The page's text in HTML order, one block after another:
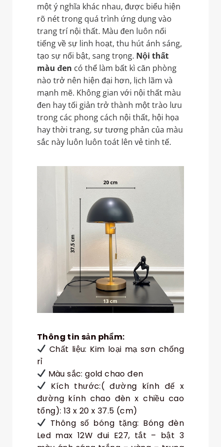
một ý nghĩa khác nhau, được biểu hiện
rõ nét trong quá trình ứng dụng vào
trang trí nội thất. Màu đen luôn nổi
tiếng về sự linh hoạt, thu hút ánh sáng,
tạo sự nổi bật, sang trọng. Nội thất
màu đen có thể làm bất kì căn phòng
nào trở nên hiện đại hơn, lịch lãm và
mạnh mẽ. Không gian với nội thất màu
đen hay tối giản trở thành một trào lưu
trong các phong cách nội thất, hội họa
hay thời trang, sự tương phản của màu
sắc này luôn luôn toát lên vẻ tinh tế.
Thông tin sản phẩm:
Chất liệu: Kim loại mạ sơn chống
rỉ
Màu sắc: gold chao đen
Kích thước:( đường kính đế x
đường kính chao đèn x chiều cao
tổng): 13 x 20 x 37.5 (cm)
Thông số bóng tặng: Bóng đèn
Led max 12W đui E27, tắt – bật 3